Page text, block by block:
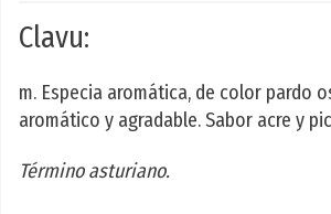
Clavu:
m. Especia aromática, de color pardo
aromático y agradable. Sabor acre y
Término asturiano.